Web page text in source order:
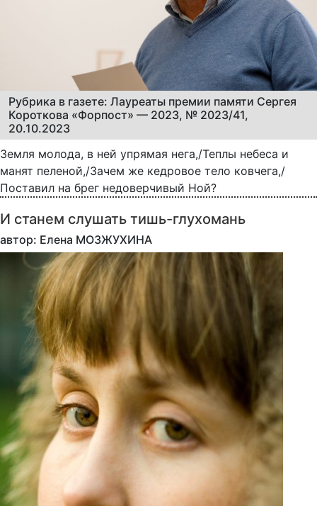
Рубрика в газете: Лауреаты премии памяти Сергея
Короткова «Форпост» — 2023, № 2023/41,
20.10.2023
Земля молода, в ней упрямая нега,/Теплы небеса и
манят пеленой,/Зачем же кедровое тело ковчега,/
Поставил на брег недоверчивый Ной?
И станем слушать тишь-глухомань
автор: Елена МОЗЖУХИНА